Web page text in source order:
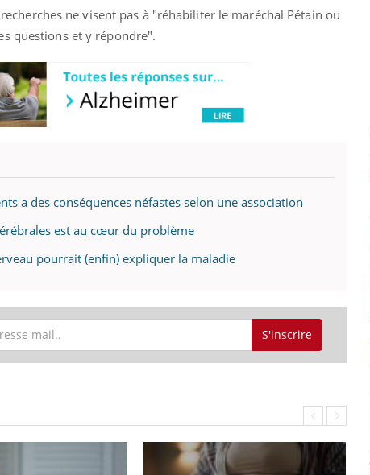
ne visent pas à "réhabiliter le maréchal Pétain ou
questions et y répondre".
a des conséquences néfastes selon une association
est au cœur du problème
pourrait (enfin) expliquer la maladie
S'inscrire